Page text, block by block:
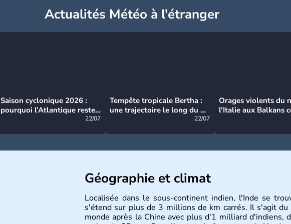
Actualités Météo à l'étranger
Saison cyclonique 2026 :
pourquoi l’Atlantique reste
22/07
Tempête tropicale Bertha :
une trajectoire le long du du
22/07
Orages violents du
l'Italie aux Balkans
Géographie et climat
Localisée dans le sous-continent indien, l'Inde se
s'étend sur plus de 3 millions de km carrés. Il s'agit
monde après la Chine avec plus d'1 milliard d'indiens,